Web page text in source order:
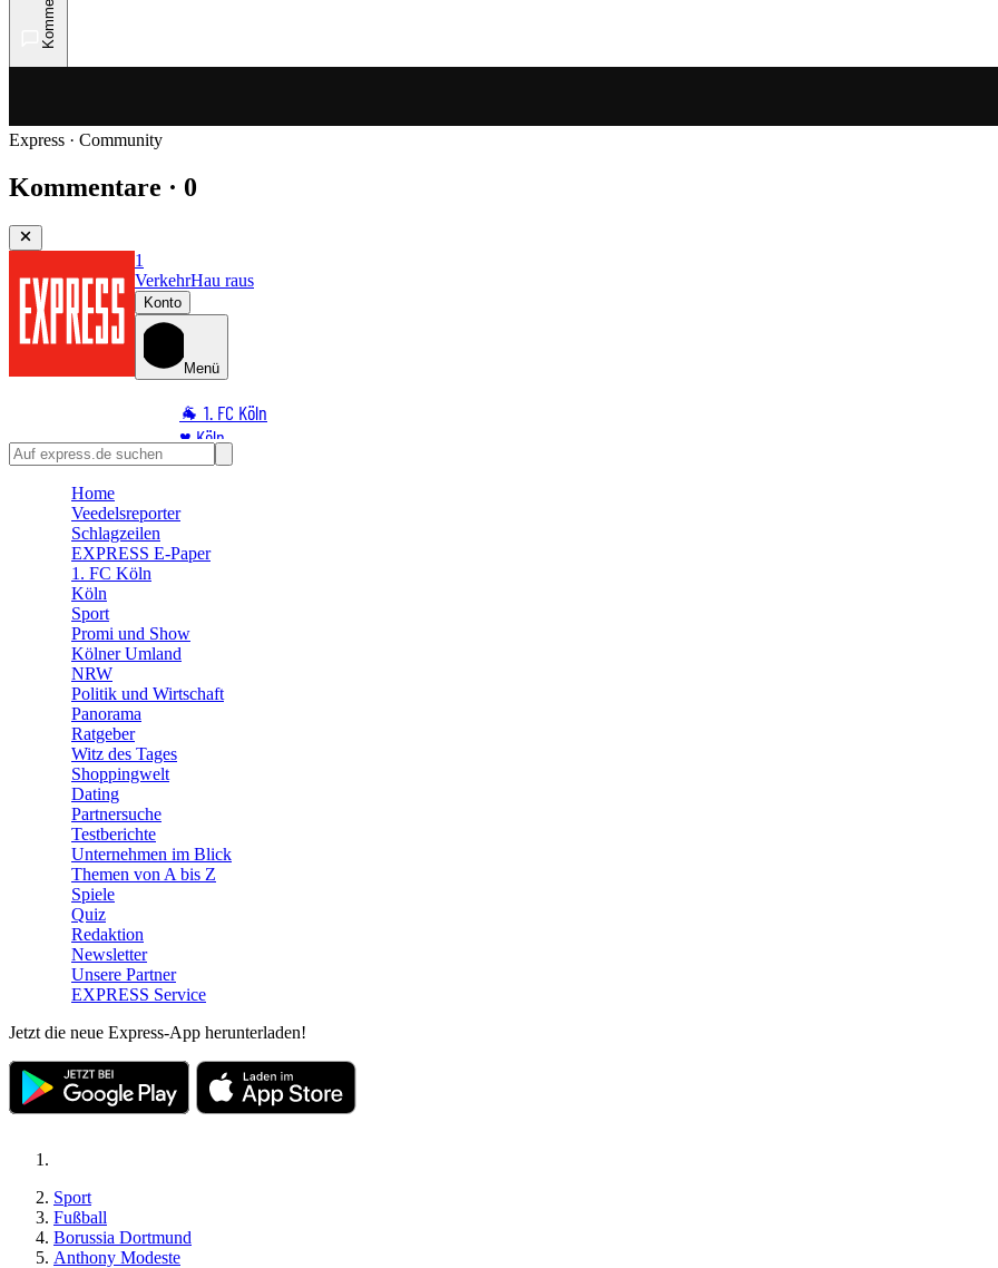
Express · Community
Kommentare · 0
1
VerkehrHau raus
Konto
Menü
🐐 1. FC Köln
♥️ Köln
⭐ Promi
🛒 Shoppingwelt
🧩 Spiele
Home
Veedelsreporter
Schlagzeilen
EXPRESS E-Paper
1. FC Köln
Köln
Sport
Promi und Show
Kölner Umland
NRW
Politik und Wirtschaft
Panorama
Ratgeber
Witz des Tages
Shoppingwelt
Dating
Partnersuche
Testberichte
Unternehmen im Blick
Themen von A bis Z
Spiele
Quiz
Redaktion
Newsletter
Unsere Partner
EXPRESS Service
Jetzt die neue Express-App herunterladen!
Sport
Fußball
Borussia Dortmund
Anthony Modeste